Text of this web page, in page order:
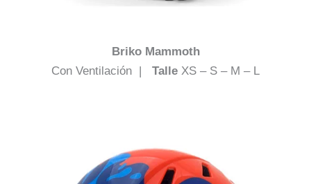
Briko Mammoth
Con Ventilación | Talle XS – S – M – L